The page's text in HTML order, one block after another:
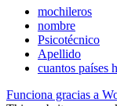
mochileros
nombre
Psicotécnico
Apellido
cuantos países
Funciona gracias a